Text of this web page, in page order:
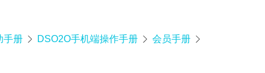
手册  DSO2O手机端操作手册  会员手册 